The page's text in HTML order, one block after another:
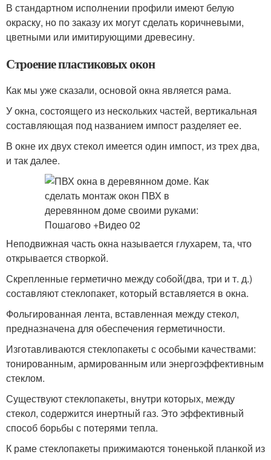
В стандартном исполнении профили имеют белую
окраску, но по заказу их могут сделать коричневыми,
цветными или имитирующими древесину.
Строение пластиковых окон
Как мы уже сказали, основой окна является рама.
У окна, состоящего из нескольких частей, вертикальная
составляющая под названием импост разделяет ее.
В окне их двух стекол имеется один импост, из трех два,
и так далее.
Неподвижная часть окна называется глухарем, та, что
открывается створкой.
Скрепленные герметично между собой(два, три и т. д.)
составляют стеклопакет, который вставляется в окна.
Фольгированная лента, вставленная между стекол,
предназначена для обеспечения герметичности.
Изготавливаются стеклопакеты с особыми качествами:
тонированным, армированным или энергоэффективным
стеклом.
Существуют стеклопакеты, внутри которых, между
стекол, содержится инертный газ. Это эффективный
способ борьбы с потерями тепла.
К раме стеклопакеты прижимаются тоненькой планкой из